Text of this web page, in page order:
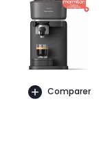
Comparer